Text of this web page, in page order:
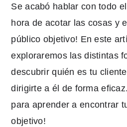
Se acabó hablar con todo
hora de acotar las cosas y
público objetivo! En este
exploraremos las distintas
descubrir quién es tu
dirigirte a él de forma
para aprender a encontrar
objetivo!